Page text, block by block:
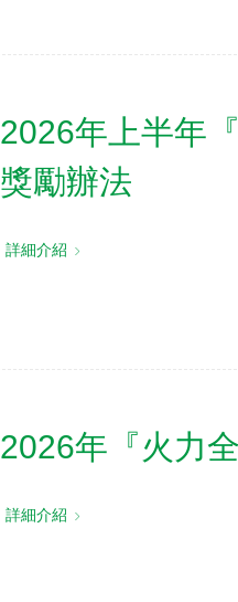
2026年上半年
獎勵辦法
詳細介紹
2026年『火力
詳細介紹